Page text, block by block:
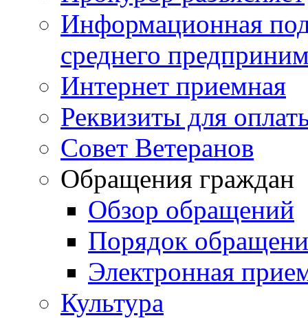
Информационная
среднего
Интернет приемная
Реквизиты для
Совет Ветеранов
Обращения граждан
Обзор обращений
Порядок
Электронная
Культура